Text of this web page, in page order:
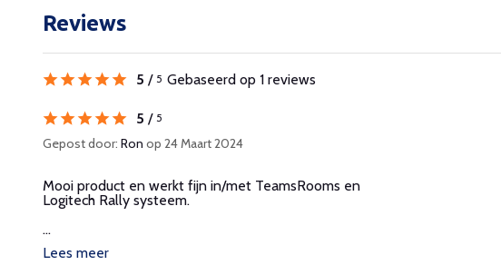
Reviews
5 / 5 Gebaseerd op 1 reviews
5 / 5
Gepost door: Ron op 24 Maart 2024
Mooi product en werkt fijn in/met TeamsRooms en
Logitech Rally systeem.
...
Lees meer